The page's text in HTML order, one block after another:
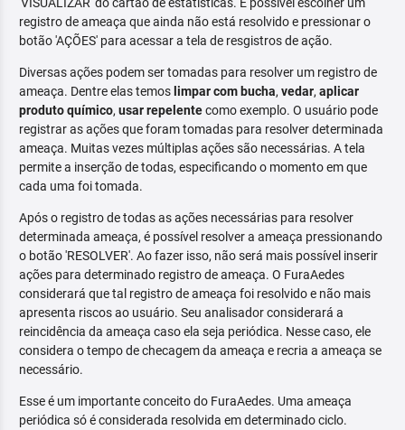
registro de ameaça que ainda não está resolvido e pressionar o
botão 'AÇÕES' para acessar a tela de resgistros de ação.
Diversas ações podem ser tomadas para resolver um registro de
ameaça. Dentre elas temos limpar com bucha, vedar, aplicar
produto químico, usar repelentecomo exemplo. O usuário pode
registrar as ações que foram tomadas para resolver determinada
ameaça. Muitas vezes múltiplas ações são necessárias. A tela
permite a inserção de todas, especificando o momento em que
cada uma foi tomada.
Após o registro de todas as ações necessárias para resolver
determinada ameaça, é possível resolver a ameaça pressionando
o botão 'RESOLVER'. Ao fazer isso, não será mais possível inserir
ações para determinado registro de ameaça. O FuraAedes
considerará que tal registro de ameaça foi resolvido e não mais
apresenta riscos ao usuário. Seu analisador considerará a
reincidência da ameaça caso ela seja periódica. Nesse caso, ele
considera o tempo de checagem da ameaça e recria a ameaça se
necessário.
Esse é um importante conceito do FuraAedes. Uma ameaça
periódica só é considerada resolvida em determinado ciclo.